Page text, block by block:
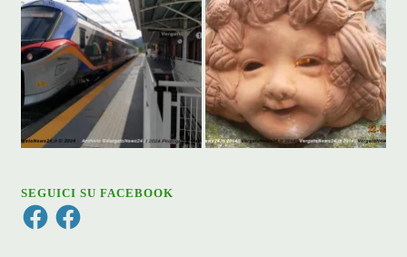
SEGUICI SU FACEBOOK
FacebookFacebook